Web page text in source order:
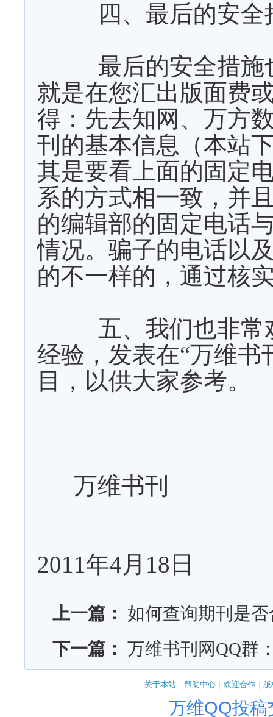
四、最后的安全
最后的安全措
就是在您汇出版面费
得：先去知网、万方
刊的基本信息（本站
其是要看上面的固定
系的方式相一致，并
的编辑部的固定电话
情况。骗子的电话以
的不一样的，通过核
五、我们也非
经验，发表在“万维书
目，以供大家参考。
万维书刊
2011年4月 18 日
上一篇： 如何查询期刊是
下一篇： 万维书刊网QQ群
关于本站 | 帮助中心 | 欢迎合作 |
万维QQ投稿